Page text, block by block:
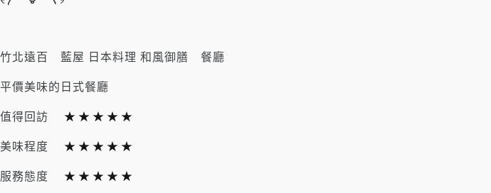
竹北遠百 藍屋 日本料理 和風御膳 餐廳
平價美味的日式餐廳
值得回訪 ★ ★ ★ ★ ★
美味程度 ★ ★ ★ ★ ★
服務態度 ★ ★ ★ ★ ★